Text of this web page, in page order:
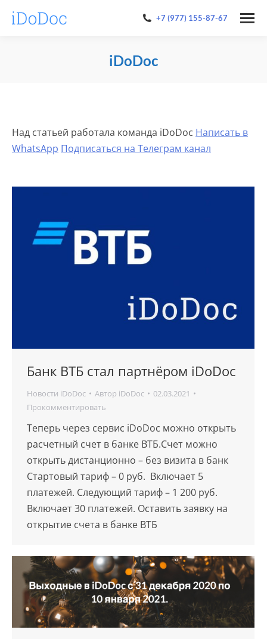
+7 (977) 155-87-67
iDoDoc
Над статьей работала команда iDoDoc Написать в
WhatsApp Подписаться на Телеграм канал
Банк ВТБ стал партнёром iDoDoc
Новости iDoDoc Автор iDoDoc
02.03.2021
Прокомментировать
Теперь через сервис iDoDoc можно открыть
расчетный счет в банке ВТБ.Счет можно
открыть дистанционно – без визита в банк
Стартовый тариф – 0 руб. Включает 5
платежей. Следующий тариф – 1 200 руб.
Включает 30 платежей. Оставить заявку на
открытие счета в банке ВТБ